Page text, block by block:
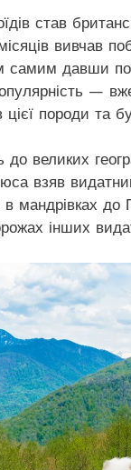
став
вивчав
самим давши
—
породи та
великих
взяв
мандрівках до
інших